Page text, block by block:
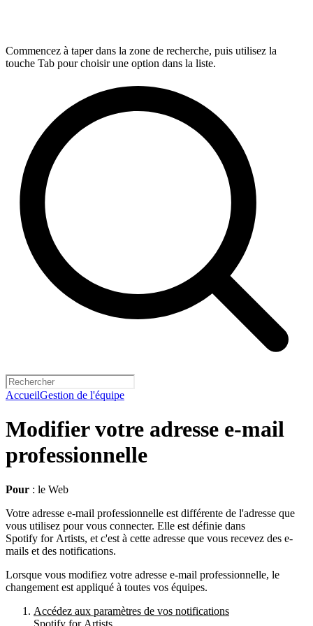
Commencez à taper dans la zone de recherche, puis utilisez la
touche Tab pour choisir une option dans la liste.
AccueilGestion de l'équipe
Modifier votre adresse e-mail
professionnelle
Pour : le Web
Votre adresse e-mail professionnelle est différente de l'adresse que
vous utilisez pour vous connecter. Elle est définie dans
Spotify for Artists, et c'est à cette adresse que vous recevez des e-
mails et des notifications.
Lorsque vous modifiez votre adresse e-mail professionnelle, le
changement est appliqué à toutes vos équipes.
Accédez aux paramètres de vos notifications
Spotify for Artists.